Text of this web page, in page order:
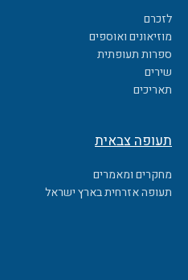
b
o
o
k
לזכרם
מוזיאונים ואוספים
ספרות תעופתית
שירים
תאריכים
תעופה צבאית
מחקרים ומאמרים
תעופה אזרחית בארץ ישראל